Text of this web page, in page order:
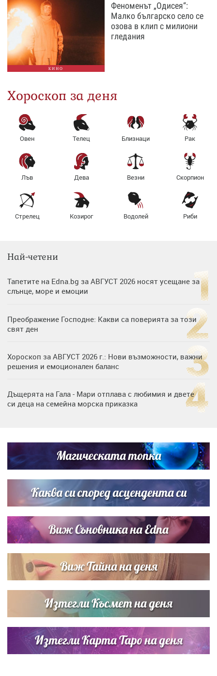
КИНО
Феноменът „Одисея“:
Малко българско село се
озова в клип с милиони
гледания
Хороскоп за деня
Овен Телец Близнаци Рак
Лъв Дева Везни Скорпион
Стрелец Козирог Водолей Риби
Най-четени
Тапетите на Edna.bg за АВГУСТ 2026 носят усещане за
слънце, море и емоции
Преображение Господне: Какви са поверията за този
свят ден
Хороскоп за АВГУСТ 2026 г.: Нови възможности, важни
решения и емоционален баланс
Дъщерята на Гала - Мари отплава с любимия и двете
си деца на семейна морска приказка
Димов издадоха своето любимо място
Дъщерята на Тодор Батков вдигна сватба, Стоичков и
Братя Аргирови я изненадаха с песен
Магическата топка
Каква си според асцендента си
Виж Съновника на Edna
Виж Тайна на деня
Изтегли Късмет на деня
Изтегли Карта Таро на деня